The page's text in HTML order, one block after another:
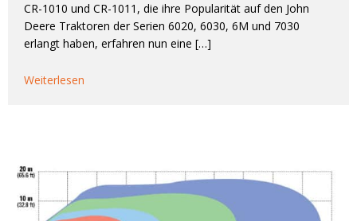
CR-1010 und CR-1011, die ihre Popularität auf den John
Deere Traktoren der Serien 6020, 6030, 6M und 7030
erlangt haben, erfahren nun eine […]
Weiterlesen